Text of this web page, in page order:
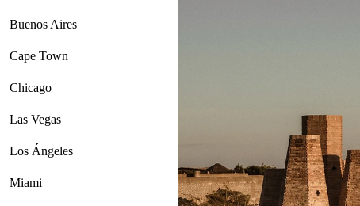
Buenos Aires
Cape Town
Chicago
Las Vegas
Los Ángeles
Miami